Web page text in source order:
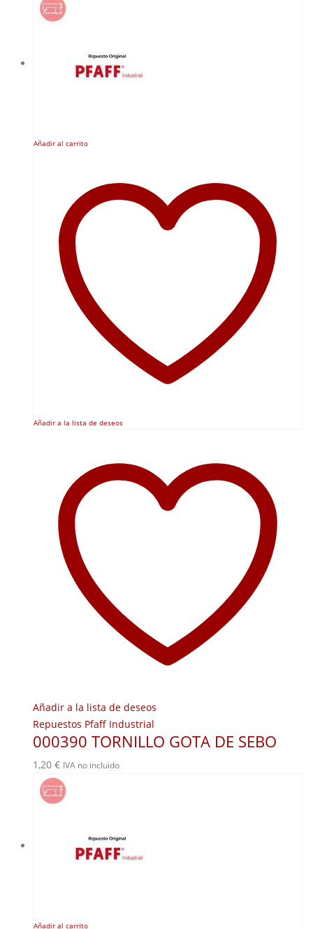
Añadir al carrito
Añadir a la lista de deseos
Añadir a la lista de deseos
Repuestos Pfaff Industrial
000390 TORNILLO GOTA DE SEBO
1,20 € IVA no incluido
Añadir al carrito